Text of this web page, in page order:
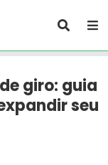
giro: guia
seu